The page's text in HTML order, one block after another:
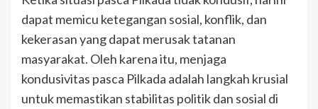
dapat memicu ketegangan sosial, konflik, dan
kekerasan yang dapat merusak tatanan
masyarakat. Oleh karena itu, menjaga
kondusivitas pasca Pilkada adalah langkah krusial
untuk memastikan stabilitas politik dan sosial di